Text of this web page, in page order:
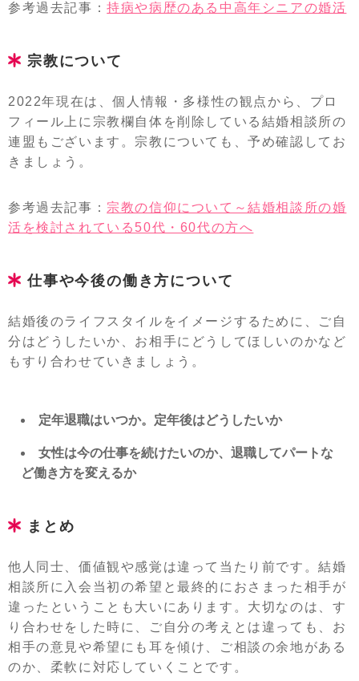
参考過去記事：持病や病歴のある中高年シニアの婚活
宗教について
2022年現在は、個人情報・多様性の観点から、プロ
フィール上に宗教欄自体を削除している結婚相談所の
連盟もございます。宗教についても、予め確認してお
きましょう。
参考過去記事： 宗教の信仰について～結婚相談所の婚
活を検討されている50代・60代の方へ
仕事や今後の働き方について
結婚後のライフスタイルをイメージするために、ご自
分はどうしたいか、お相手にどうしてほしいのかなど
もすり合わせていきましょう。
定年退職はいつか。定年後はどうしたいか
女性は今の仕事を続けたいのか、退職してパートな
ど働き方を変えるか
まとめ
他人同士、価値観や感覚は違って当たり前です。結婚
相談所に入会当初の希望と最終的におさまった相手が
違ったということも大いにあります。大切なのは、す
り合わせをした時に、ご自分の考えとは違っても、お
相手の意見や希望にも耳を傾け、ご相談の余地がある
のか、柔軟に対応していくことです。